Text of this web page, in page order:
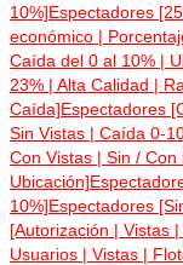
10%]Espectadores
económico |
Caída del 0 al 10% |
23% | Alta Calidad |
Caída]Espectadores
Sin Vistas | Caída 0-
Con Vistas | Sin /
Ubicación]
10%]Espectadores
[Autorización | Vistas
Usuarios | Vistas |